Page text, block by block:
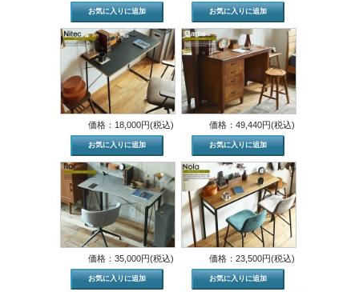
価格：18,000円(税込) 価格：49,440円(税込)
価格：35,000円(税込) 価格：23,500円(税込)